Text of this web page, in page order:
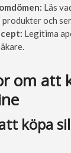
Läs
och
Legitima
om att
köpa